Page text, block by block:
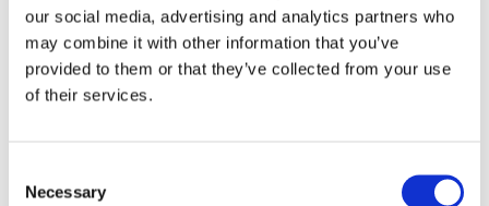
our social media, advertising and analytics partners who
may combine it with other information that you’ve
provided to them or that they’ve collected from your use
of their services.
Selection
Necessary